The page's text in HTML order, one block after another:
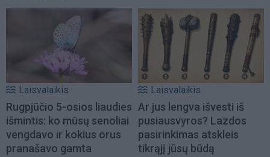
Laisvalaikis
Rugpjūčio 5-osios liaudies
išmintis: ko mūsų senoliai
vengdavo ir kokius orus
pranašavo gamta
Laisvalaikis
Ar jus lengva išvesti iš
pusiausvyros? Lazdos
pasirinkimas atskleis
tikrąjį jūsų būdą